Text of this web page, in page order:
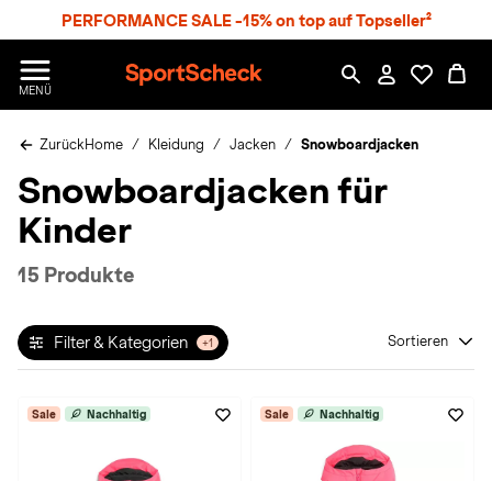
PERFORMANCE SALE -15% on top auf Topseller²
MENÜ
p
r
S
h
c
ZurückHome Kleidung Jacken Snowboardjacken
Snowboardjacken für
Kinder
15 Produkte
Filter & Kategorien +1 Sortieren
Sale Nachhaltig Sale Nachhaltig